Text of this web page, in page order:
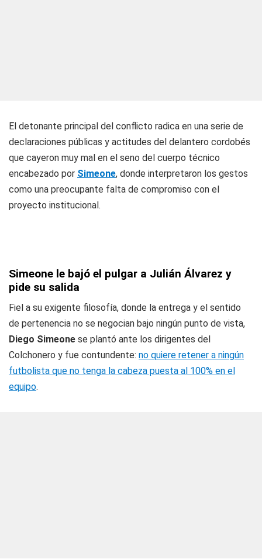
El detonante principal del conflicto radica en una serie de
declaraciones públicas y actitudes del delantero cordobés
que cayeron muy mal en el seno del cuerpo técnico
encabezado por Simeone, donde interpretaron los gestos
como una preocupante falta de compromiso con el
proyecto institucional.
Simeone le bajó el pulgar a Julián Álvarez y
pide su salida
Fiel a su exigente filosofía, donde la entrega y el sentido
de pertenencia no se negocian bajo ningún punto de vista,
Diego Simeone se plantó ante los dirigentes del
Colchonero y fue contundente: no quiere retener a ningún
futbolista que no tenga la cabeza puesta al 100% en el
equipo.